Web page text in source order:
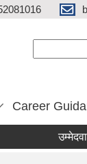
Career